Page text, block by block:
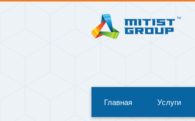
Главная Услуги